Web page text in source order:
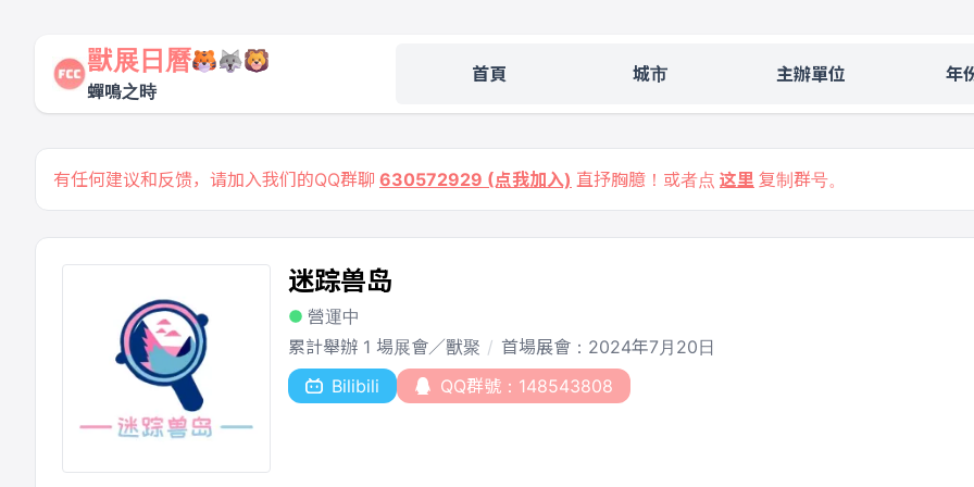
獸展日曆
蟬鳴之時
首頁 城市 主辦單位 年
有任何建议和反馈，请加入我们的QQ群聊 630572929 (点我加入) 直抒胸臆！或者点 这里 复制群号。
迷踪兽岛
營運中
累計舉辦 1 場展會／獸聚
首場展會：2024年7月20日
Bilibili
QQ群號：148543808